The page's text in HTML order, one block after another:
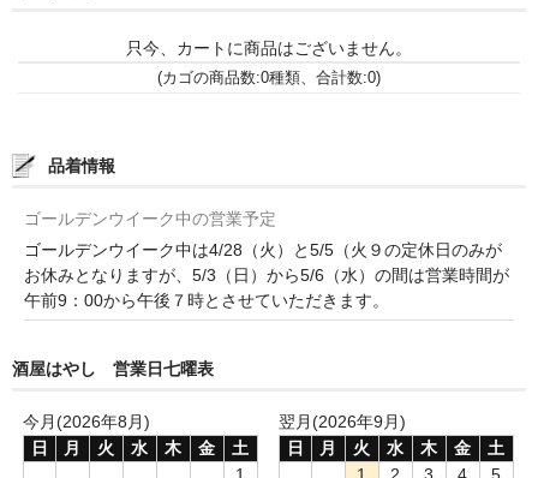
只今、カートに商品はございません。
(カゴの商品数:0種類、合計数:0)
品着情報
ゴールデンウイーク中の営業予定
ゴールデンウイーク中は4/28（火）と5/5（火９の定休日のみが
お休みとなりますが、5/3（日）から5/6（水）の間は営業時間が
午前9：00から午後７時とさせていただきます。
酒屋はやし 営業日七曜表
今月(2026年8月)
日
月 火 水 木 金
土
翌月(2026年9月)
日
月 火 水 木 金
土